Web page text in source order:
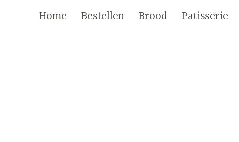
Home Bestellen Brood Patisserie